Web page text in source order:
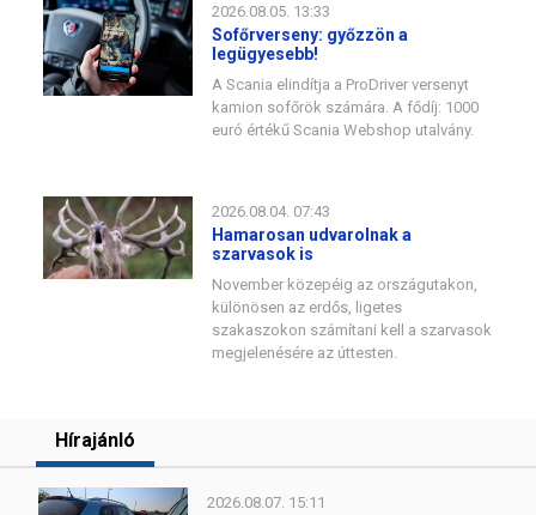
2026.08.05. 13:33
Sofőrverseny: győzzön a
legügyesebb!
A Scania elindítja a ProDriver versenyt
kamion sofőrök számára. A fődíj: 1000
euró értékű Scania Webshop utalvány.
2026.08.04. 07:43
Hamarosan udvarolnak a
szarvasok is
November közepéig az országutakon,
különösen az erdős, ligetes
szakaszokon számítani kell a szarvasok
megjelenésére az úttesten.
Hírajánló
2026.08.07. 15:11